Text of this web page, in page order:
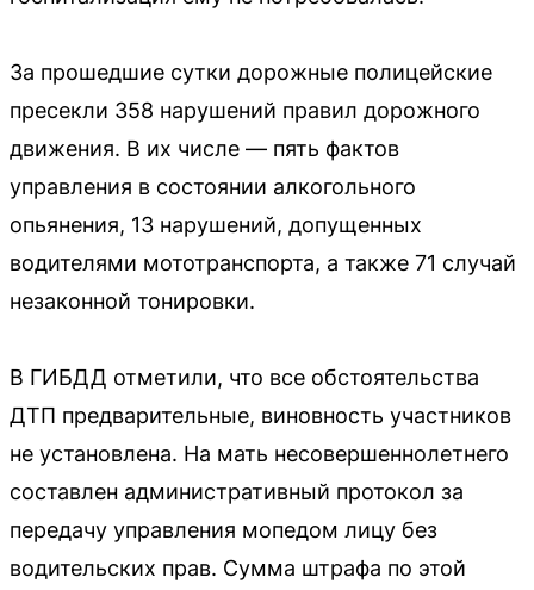
За прошедшие сутки дорожные полицейские
пресекли 358 нарушений правил дорожного
движения. В их числе — пять фактов
управления в состоянии алкогольного
опьянения, 13 нарушений, допущенных
водителями мототранспорта, а также 71 случай
незаконной тонировки.
В ГИБДД отметили, что все обстоятельства
ДТП предварительные, виновность участников
не установлена. На мать несовершеннолетнего
составлен административный протокол за
передачу управления мопедом лицу без
водительских прав. Сумма штрафа по этой